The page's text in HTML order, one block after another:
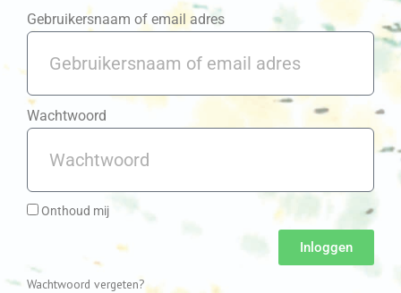
Gebruikersnaam of email adres
Wachtwoord
Onthoud mij
Inloggen
Wachtwoord vergeten?